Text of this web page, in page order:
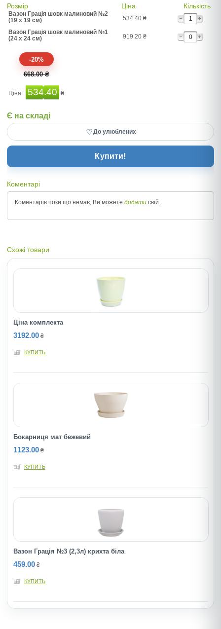
Розмір Ціна Кількість
Вазон Грація шовк малиновий №2
(19 x 19 см)
534.40 ₴
Вазон Грація шовк малиновий №1
(24 x 24 см)
919.20 ₴
-20%
668.00 ₴
Ціна : 534.40 ₴
Є на складі
♡До улюблених
Купити!
Коментарі
Коментарів поки що немає, Ви можете додати свій.
Схожі товари
Ціна комплекта
3192.00 ₴
КУПИТЬ
Бокарниця мат бежевий
1123.00 ₴
КУПИТЬ
Вазон Грація №3 (2,3л) крихта бiла
459.00 ₴
КУПИТЬ